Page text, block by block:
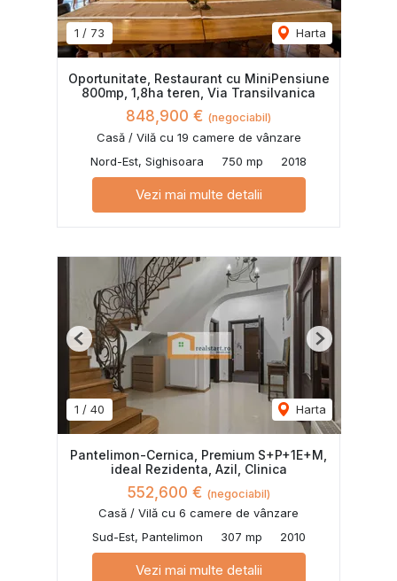
1 / 73 Harta
Oportunitate, Restaurant cu MiniPensiune
800mp, 1,8ha teren, Via Transilvanica
848,900 € (negociabil)
Casă / Vilă cu 19 camere de vânzare
Nord-Est, Sighisoara
750 mp 2018
Vezi mai multe detalii
1 / 40 Harta
Previous Next
Pantelimon-Cernica, Premium S+P+1E+M,
ideal Rezidenta, Azil, Clinica
552,600 € (negociabil)
Casă / Vilă cu 6 camere de vânzare
Sud-Est, Pantelimon
307 mp 2010
Vezi mai multe detalii